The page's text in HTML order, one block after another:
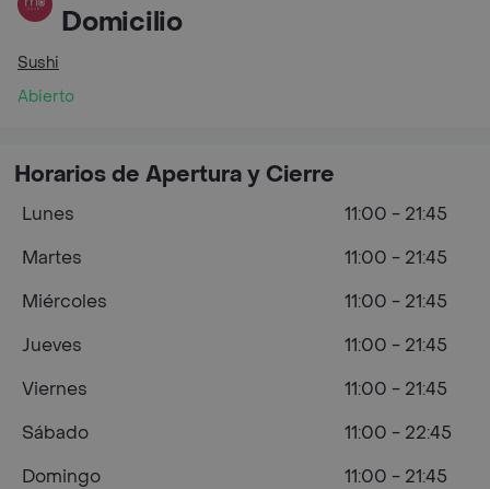
Domicilio
Sushi
Abierto
Horarios de Apertura y Cierre
Lunes
11:00 - 21:45
Martes
11:00 - 21:45
Miércoles
11:00 - 21:45
Jueves
11:00 - 21:45
Viernes
11:00 - 21:45
Sábado
11:00 - 22:45
Domingo
11:00 - 21:45